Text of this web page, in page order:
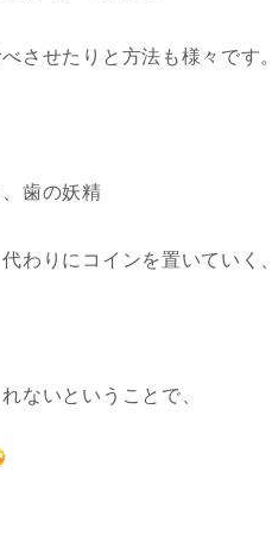
させたりと方法も様々です。
歯の妖精
わりにコインを置いていく、
ないということで、